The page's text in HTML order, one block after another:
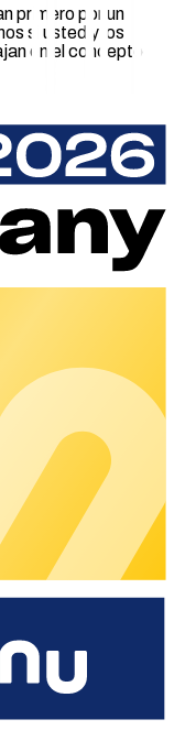
primero por un
si usted y los
en el concepto
encargamos del
de las interfaces
con éxito, le
y lo incluiremos en
chargecloud con
de
servicios probados y
en el sector de la
conocimiento de los
en la confianza, con
respetuoso y una
con responsabilidades
y procesos de